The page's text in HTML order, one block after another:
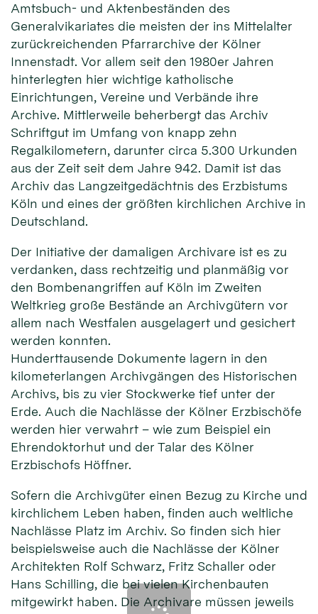
Amtsbuch- und Aktenbeständen des
Generalvikariates die meisten der ins Mittelalter
zurückreichenden Pfarrarchive der Kölner
Innenstadt. Vor allem seit den 1980er Jahren
hinterlegten hier wichtige katholische
Einrichtungen, Vereine und Verbände ihre
Archive. Mittlerweile beherbergt das Archiv
Schriftgut im Umfang von knapp zehn
Regalkilometern, darunter circa 5.300 Urkunden
aus der Zeit seit dem Jahre 942. Damit ist das
Archiv das Langzeitgedächtnis des Erzbistums
Köln und eines der größten kirchlichen Archive in
Deutschland.
Der Initiative der damaligen Archivare ist es zu
verdanken, dass rechtzeitig und planmäßig vor
den Bombenangriffen auf Köln im Zweiten
Weltkrieg große Bestände an Archivgütern vor
allem nach Westfalen ausgelagert und gesichert
werden konnten.
Hunderttausende Dokumente lagern in den
kilometerlangen Archivgängen des Historischen
Archivs, bis zu vier Stockwerke tief unter der
Erde. Auch die Nachlässe der Kölner Erzbischöfe
werden hier verwahrt – wie zum Beispiel ein
Ehrendoktorhut und der Talar des Kölner
Erzbischofs Höffner.
Sofern die Archivgüter einen Bezug zu Kirche und
kirchlichem Leben haben, finden auch weltliche
Nachlässe Platz im Archiv. So finden sich hier
beispielsweise auch die Nachlässe der Kölner
Architekten Rolf Schwarz, Fritz Schaller oder
Hans Schilling, die bei vielen Kirchenbauten
mitgewirkt haben. Die Archivare müssen jeweils